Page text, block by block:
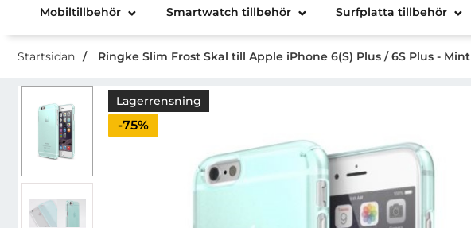
Mobiltillbehör Smartwatch tillbehör Surfplatta tillbehör
Startsidan Ringke Slim Frost Skal till Apple iPhone 6(S) Plus / 6S Plus - Mint
Lagerrensning
Priset är nedsatt med
-75%